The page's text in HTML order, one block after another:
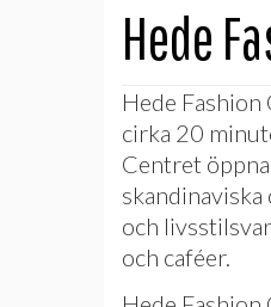
Hede
Hede
cirka 20
Centret
och
och caféer.